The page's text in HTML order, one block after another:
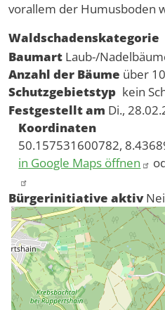
vorallem der Humusboden
Waldschadenskategorie
Baumart Laub-/
Anzahl der Bäume über 10
Schutzgebietstyp kein
Festgestellt am Di.,
Koordinaten
50.157531600782,
in Google Maps öffnen
Bürgerinitiative aktiv